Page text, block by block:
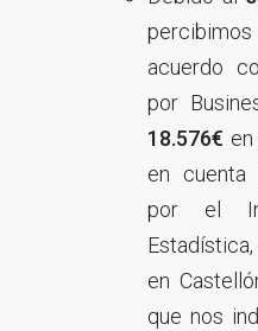
acuerdo
por
18.576€
en cuenta
por el
en
que nos